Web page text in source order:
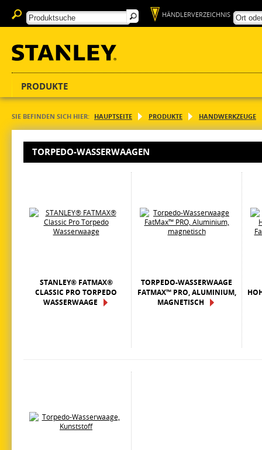
HÄNDLERVERZEICHNIS
PRODUKTE
SIE BEFINDEN SICH HIER: HAUPTSEITE PRODUKTE HANDWERKZEUGE
TORPEDO-WASSERWAAGEN
STANLEY® FATMAX®
CLASSIC PRO TORPEDO
WASSERWAAGE
TORPEDO-WASSERWAAGE
FATMAX™ PRO, ALUMINIUM,
MAGNETISCH